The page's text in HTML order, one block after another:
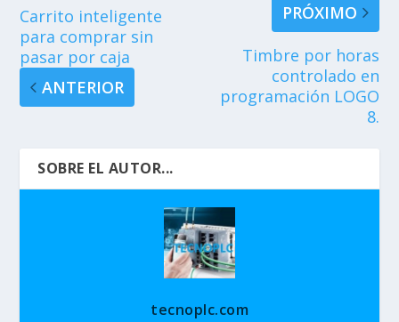
Carrito inteligente
para comprar sin
pasar por caja
ANTERIOR
PRÓXIMO
Timbre por horas
controlado en
programación LOGO
8.
SOBRE EL AUTOR...
tecnoplc.com